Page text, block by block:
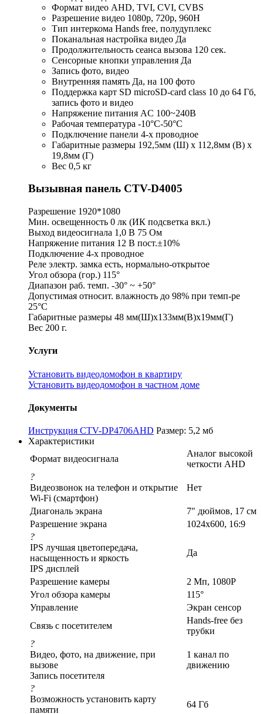
Формат видео AHD, TVI, CVI, CVBS
Разрешение видео 1080p, 720р, 960H
Тип интеркома Hands free, полудуплекс
Поканальная настройка видео Да
Продолжительность сеанса вызова 120 сек.
Сенсорные кнопки управления Да
Запись фото, видео
Внутренняя память Да, на 100 фото
Поддержка карт SD microSD-card class 10 до 64 Гб,
запись фото и видео
Напряжение питания AC 100~240В
Рабочая температура -10°C-50°C
Подключение панели 4-х проводное
Габаритные размеры 192,5мм (Ш) x 112,8мм (В) x
19,8мм (Г)
Вес 0,5 кг
Вызывная панель CTV-D4005
Разрешение 1920*1080
Мин. освещенность 0 лк (ИК подсветка вкл.)
Выход видеосигнала 1,0 В 75 Ом
Напряжение питания 12 В пост.±10%
Подключение 4-х проводное
Реле электр. замка есть, нормально-открытое
Угол обзора (гор.) 115°
Диапазон раб. темп. -30° ~ +50°
Допустимая относит. влажность до 98% при темп-ре
25°C
Габаритные размеры 48 мм(Ш)х133мм(В)х19мм(Г)
Вес 200 г.
Услуги
Установить видеодомофон в квартиру
Установить видеодомофон в частном доме
Документы
Инструкция CTV-DP4706AHD Размер: 5,2 мб
Характеристики
Формат видеосигнала
Аналог высокой
четкости AHD
?
Видеозвонок на телефон и открытие
Wi-Fi (смартфон)
Нет
Диагональ экрана
7" дюймов, 17 см
Разрешение экрана
1024x600, 16:9
?
IPS лучшая цветопередача,
насыщенность и яркость
IPS дисплей
Да
Разрешение камеры
2 Мп, 1080P
Угол обзора камеры
115°
Управление
Экран сенсор
Связь с посетителем
Hands-free без
трубки
?
Видео, фото, на движение, при
вызове
Запись посетителя
1 канал по
движению
?
Возможность установить карту
памяти
64 Гб